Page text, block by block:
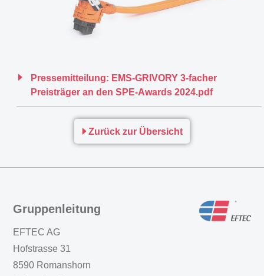
Pressemitteilung: EMS-GRIVORY 3-facher
Preisträger an den SPE-Awards 2024.pdf
Zurück zur Übersicht
Gruppenleitung
EFTEC AG
Hofstrasse 31
8590 Romanshorn